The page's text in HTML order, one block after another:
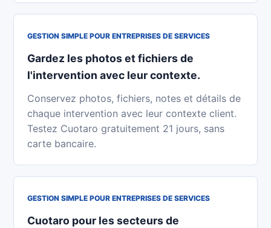
GESTION SIMPLE POUR ENTREPRISES DE SERVICES
Gardez les photos et fichiers de
l'intervention avec leur contexte.
Conservez photos, fichiers, notes et détails de
chaque intervention avec leur contexte client.
Testez Cuotaro gratuitement 21 jours, sans
carte bancaire.
GESTION SIMPLE POUR ENTREPRISES DE SERVICES
Cuotaro pour les secteurs de